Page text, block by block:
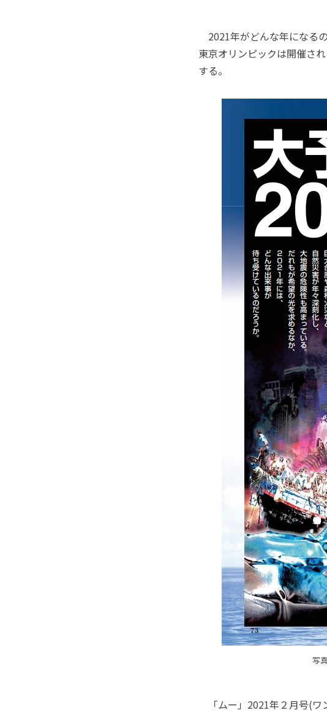
2021年がどんな年になる
東京オリンピックは開催さ
する。
写
「ムー」2021年２月号(ワ